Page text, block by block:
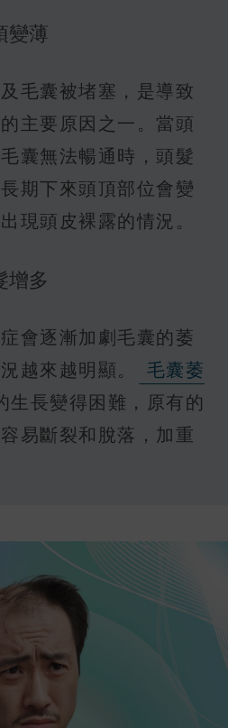
變薄
毛囊被堵塞，是導致
主要原因之一。當頭
囊無法暢通時，頭髮
期下來頭頂部位會變
現頭皮裸露的情況。
增多
會逐漸加劇毛囊的萎
越來越明顯。
毛囊萎
生長變得困難，原有的
易斷裂和脫落，加重